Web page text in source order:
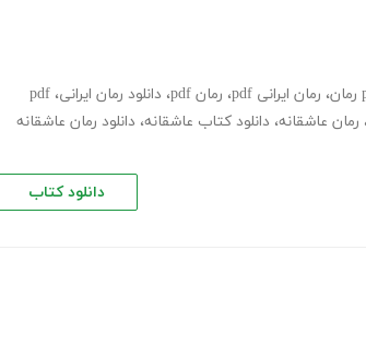
، رمان ایرانی pdf ، رمان pdf ، دانلود رمان ایرانی، pdf
رمان عاشقانه، دانلود کتاب عاشقانه، دانلود رمان عاشقانه
دانلود کتاب